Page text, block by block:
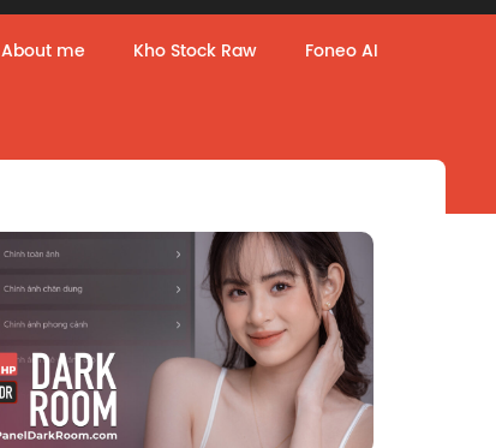
About me Kho Stock Raw Foneo AI